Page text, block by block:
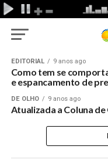
EDITORIAL 9 anos ago
Como tem se
e espancamento de
DE OLHO 9 anos ago
Atualizada a Coluna